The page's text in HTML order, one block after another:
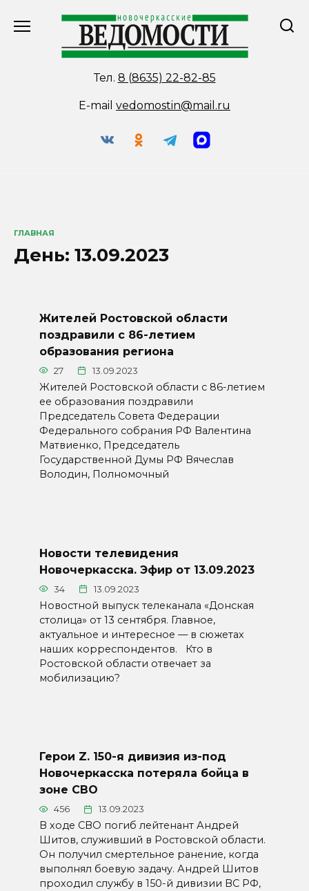
Тел. 8 (8635) 22-82-85
E-mail vedomostin@mail.ru
ГЛАВНАЯ
День: 13.09.2023
Жителей Ростовской области
поздравили с 86-летием
образования региона
27 13.09.2023
Жителей Ростовской области с 86-летием
ее образования поздравили
Председатель Совета Федерации
Федерального собрания РФ Валентина
Матвиенко, Председатель
Государственной Думы РФ Вячеслав
Володин, Полномочный
Новости телевидения
Новочеркасска. Эфир от 13.09.2023
34 13.09.2023
Новостной выпуск телеканала «Донская
столица» от 13 сентября. Главное,
актуальное и интересное — в сюжетах
наших корреспондентов. Кто в
Ростовской области отвечает за
мобилизацию?
Герои Z. 150-я дивизия из-под
Новочеркасска потеряла бойца в
зоне СВО
456 13.09.2023
В ходе СВО погиб лейтенант Андрей
Шитов, служивший в Ростовской области.
Он получил смертельное ранение, когда
выполнял боевую задачу. Андрей Шитов
проходил службу в 150-й дивизии ВС РФ,